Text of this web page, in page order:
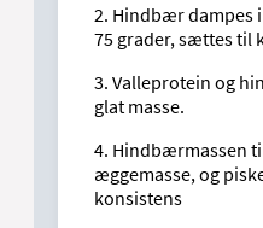
2. Hindbær dampes
75 grader, sættes til
3. Valleprotein og
glat masse.
4. Hindbærmassen
æggemasse, og
konsistens